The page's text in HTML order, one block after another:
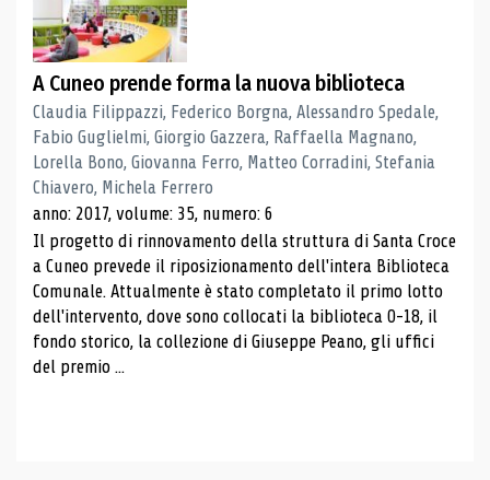
A Cuneo prende forma la nuova biblioteca
Claudia Filippazzi, Federico Borgna, Alessandro Spedale,
Fabio Guglielmi, Giorgio Gazzera, Raffaella Magnano,
Lorella Bono, Giovanna Ferro, Matteo Corradini, Stefania
Chiavero, Michela Ferrero
anno: 2017, volume: 35, numero: 6
Il progetto di rinnovamento della struttura di Santa Croce
a Cuneo prevede il riposizionamento dell'intera Biblioteca
Comunale. Attualmente è stato completato il primo lotto
dell'intervento, dove sono collocati la biblioteca 0-18, il
fondo storico, la collezione di Giuseppe Peano, gli uffici
del premio ...